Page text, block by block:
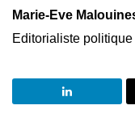
Marie-Eve
Editorialiste politique